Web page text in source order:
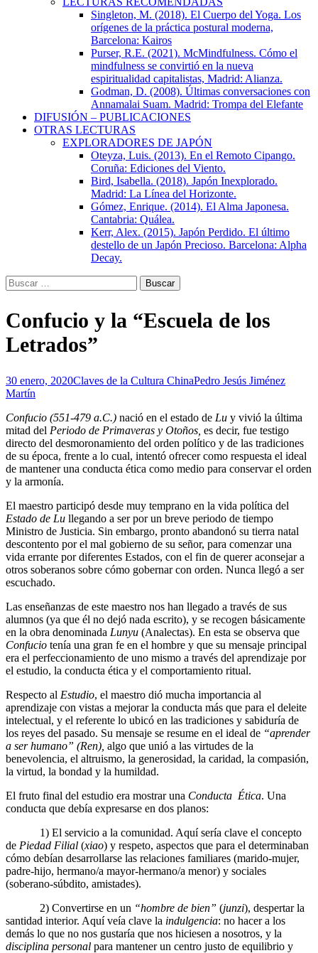
Singleton, M. (2018). El Cuerpo del Yoga. Los
orígenes de la práctica postural moderna,
Barcelona: Kairos
Purser, R.E. (2021). McMindfulness. Cómo el
mindfulness se convirtió en la nueva
espiritualidad capitalistas, Madrid: Alianza.
Godman, D. (2008). Últimas conversaciones con
Annamalai Suam. Madrid: Trompa del Elefante
DIFUSIÓN – PUBLICACIONES
OTRAS LECTURAS
EXPLORADORES DE JAPÓN
Oteyza, Luis. (2013). En el Remoto Cipango.
Coruña: Ediciones del Viento.
Bird, Isabella. (2018). Japón Inexplorado.
Madrid: La Línea del Horizonte.
Gómez, Enrique. (2014). El Alma Japonesa.
Cantabria: Quálea.
Kerr, Alex. (2015). Japón Perdido. El último
destello de un Japón Precioso. Barcelona: Alpha
Decay.
Buscar:
Confucio y la “Escuela de los
Letrados”
30 enero, 2020Claves de la Cultura ChinaPedro Jesús Jiménez
Martín
Confucio (551-479 a.C.) nació en el estado de Lu y vivió la última
mitad del Periodo de Primaveras y Otoños, es decir, fue testigo
directo del desmoronamiento del orden político y de las tradiciones
de su época, frente a lo cual, intentó ofrecer como respuesta el ideal
de mantener una conducta ética como medio para conservar el orden
y la armonía.
El maestro participó desde muy temprano en la vida política del
Estado de Lu llegando a ser por un breve periodo de tiempo
Ministro de Justicia. Sin embargo, pronto abandonó su tierra natal
descontento por el mal gobierno de su señor, para comenzar una
vida errante por diferentes Estados, con el fin de querer aconsejar a
otros soberanos sobre cómo gobernar con orden. Nunca llegó a ser
escuchado.
Las enseñanzas de este maestro nos han llegado a través de sus
alumnos (ya que él no dejó nada escrito), y se recogen básicamente
en la obra denominada Lunyu (Analectas). En esta se observa que
Confucio tenía una gran fe en el hombre y que su mensaje principal
era el perfeccionamiento de uno mismo a través del aprendizaje por
el estudio, la conducta ética y el comportamiento ritual.
Respecto al Estudio, el maestro dió mucha importancia al
aprendizaje con vistas a mejorar la conducta más que para el deleite
intelectual, y el referente lo ubicó en las tradiciones y sabiduría de
los reyes del pasado. Su mensaje se resume en el ideal de “aprender
a ser humano” (Ren), algo que unió a las virtudes de la
benevolencia, el altruismo, la generosidad, la caridad, la compasión,
la virtud, la bondad y la humildad.
El fruto final del estudio era mostrar una Conducta Ética. Una
conducta que debía expresarse en dos planos:
1) El servicio a la comunidad. Aquí sería clave el concepto
de Piedad Filial (xiao) y respeto, aspectos que para el determinaban
cómo debían desarrollarse las relaciones familiares (marido-mujer,
padre-hijo, hermano/a mayor-hermano/a menor) y sociales
(soberano-súbdito, amistades).
2) Convertirse en un “hombre de bien” (junzi), despertar la
santidad interior. Aquí veía clave la indulgencia: no hacer a los
demás lo que no nos gustaría que nos hiciesen a nosotros, y la
disciplina personal para mantener un centro justo de equilibrio y